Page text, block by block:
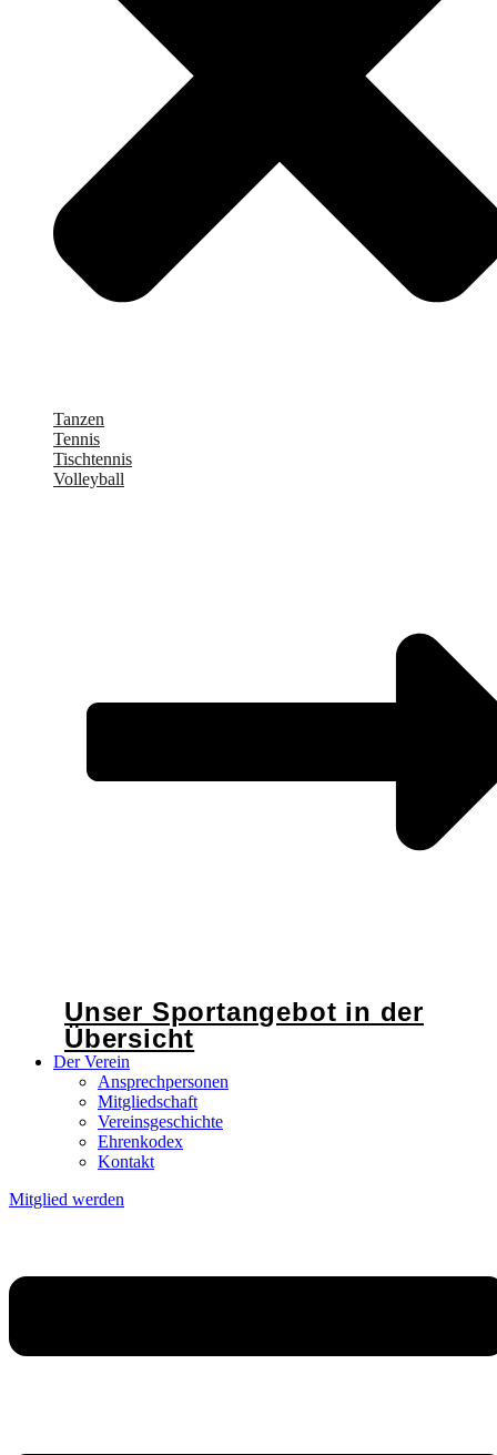
Tanzen
Tennis
Tischtennis
Volleyball
Unser Sportangebot in der
Übersicht
Der Verein
Ansprechpersonen
Mitgliedschaft
Vereinsgeschichte
Ehrenkodex
Kontakt
Mitglied werden